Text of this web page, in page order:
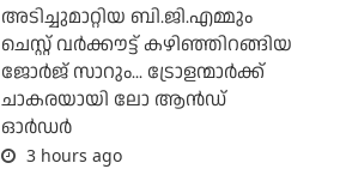
അടിച്ചുമാറ്റിയ ബി.ജി.എമ്മും
ചെസ്റ്റ് വര്‍ക്കൗട്ട് കഴിഞ്ഞിറങ്ങിയ
ജോര്‍ജ് സാറും... ട്രോളന്മാര്‍ക്ക്
ചാകരയായി ലോ ആന്‍ഡ്
ഓര്‍ഡര്‍
3 hours ago